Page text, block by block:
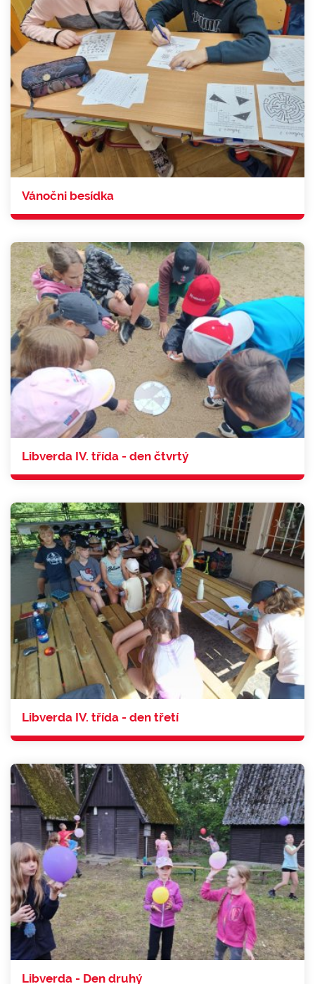
Vánočni besídka
Libverda IV. třída - den čtvrtý
Libverda IV. třída - den třetí
Libverda - Den druhý